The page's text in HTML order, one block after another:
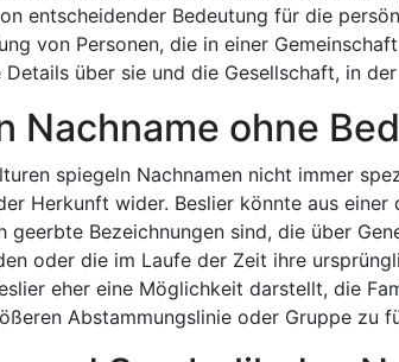
entscheidender Bedeutung für die
von Personen, die in einer
Details über sie und die Gesellschaft, in
Nachname ohne
spiegeln Nachnamen nicht immer
Herkunft wider. Beslier könnte aus
geerbte Bezeichnungen sind, die über
oder die im Laufe der Zeit ihre
eher eine Möglichkeit darstellt, die
Abstammungslinie oder Gruppe zu